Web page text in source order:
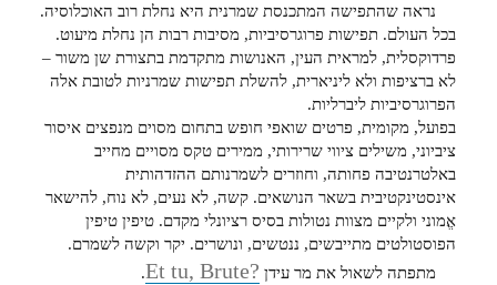
נראה שהתפישה המתכנסת שמרנית היא נחלת רוב האוכלוסיה.
בכל העולם. תפישות פרוגרסיביות, מסיבות רבות הן נחלת מיעוט.
פרדוקסלית, למראית העין, האנושות מתקדמת בתצורת שן משור –
לא ברציפות ולא ליניארית, להשלת תפישות שמרניות לטובת אלה
הפרוגרסיביות ליברליות.
בפועל, מקומית, פרטים שואפי חופש בתחום מסוים מנפצים איסור
ציביוני, משילים ציווי שרירותי, ממירים טקס מסויים מחייב
באלטרנטיבה פחותה, וחוזרים לשמרנותם ההזדהותית
אינסטינקטיבית בשאר הנושאים. קשה, לא נעים, לא נוח, להישאר
אֱמוני ולקיים מצוות נטולות בסיס רציונלי מקדם. טיפין טיפין
הפוסטולטים מתייבשים, ננטשים, ונושרים. יקר וקשה לשמרם.
מתפתה לשאול את מר עידן Et tu, Brute?
.